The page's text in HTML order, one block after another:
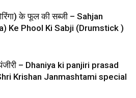
के फूल की सब्जी – Sahjan
Ke Phool Ki Sabji (Drumstick )
– Dhaniya ki panjiri prasad
Krishan Janmashtami special